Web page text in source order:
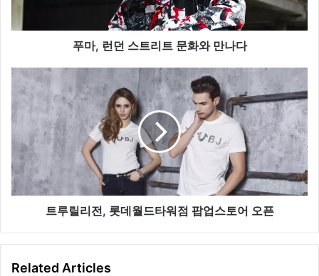
트
와
만
나
푸마, 런던 스트리트 문화와 만나다
트
루
릴
리
롯
데
월
팝
트루릴리전, 롯데월드타워점 팝업스토어 오픈
Related Articles